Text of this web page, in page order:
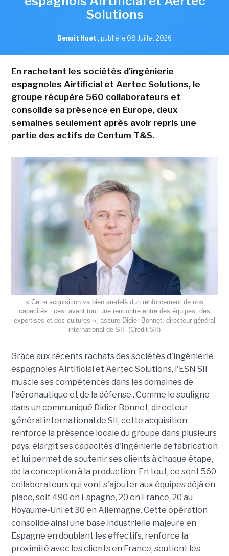
Solutions
Benoît Huet , publié le 08 Juillet 2026
En rachetant les sociétés d'ingénierie
espagnoles Airtificial et Aertec Solutions, le
groupe récupère 560 collaborateurs et
consolide sa présence en Europe, deux
semaines seulement après avoir repris une
partie des actifs de Centum T&S.
« Cette acquisition va bien au-delà dun renforcement de nos
capacités : cest avant tout une rencontre entre des équipes, des
expertises et des cultures », assure Didier Bonnet, directeur général
international de SII. (Crédit SII)
Grâce aux récents rachats des sociétés d'ingénierie
espagnoles Airtificial et Aertec Solutions, l'ESN SII
muscle ses compétences dans les domaines de
l'aéronautique et de la défense . Comme le souligne
dans un communiqué Didier Bonnet, directeur
général international de SII, cette acquisition
renforce la présence locale du groupe dans plusieurs
pays, élargit ses capacités d'ingénierie de fabrication
et lui permet de soutenir ses clients à chaque étape,
de la conception à la production. En tout, ce sont 560
collaborateurs qui vont s'ajouter aux équipes déjà en
place, soit 490 en Espagne, 20 en France, 20 au
Royaume-Uni et 30 en Allemagne. Cette opération
consolide ainsi une base industrielle majeure en
Espagne en doublant les effectifs, renforce la
proximité avec les clients en France, soutient les